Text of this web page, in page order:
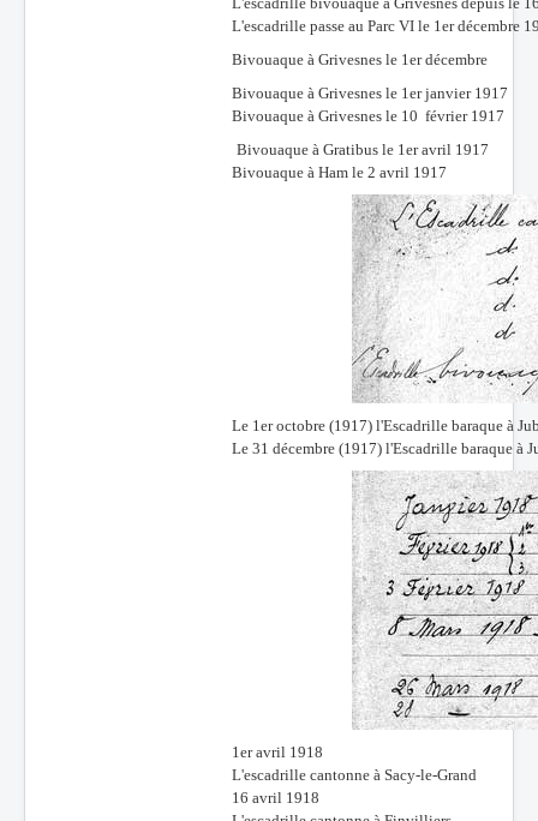
L'escadrille passe au Parc VI le 1er décembre
Bivouaque à Grivesnes le 1er décembre
Bivouaque à Grivesnes le 1er janvier 1917
Bivouaque à Grivesnes le 10 février 1917
Bivouaque à Gratibus le 1er avril 1917
Bivouaque à Ham le 2 avril 1917
Le 1er octobre (1917) l'Escadrille baraque à
Le 31 décembre (1917) l'Escadrille baraque à
1er avril 1918
L'escadrille cantonne à Sacy-le-Grand
16 avril 1918